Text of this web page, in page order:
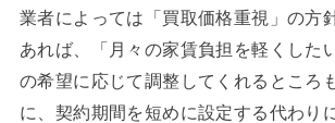
業者によっては「買取価格重視」の方
あれば、「月々の家賃負担を軽くした
の希望に応じて調整してくれるところ
に、契約期間を短めに設定する代わり